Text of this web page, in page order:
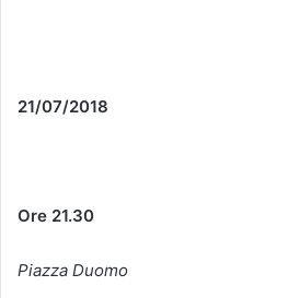
21/07/2018
Ore 21.30
Piazza Duomo